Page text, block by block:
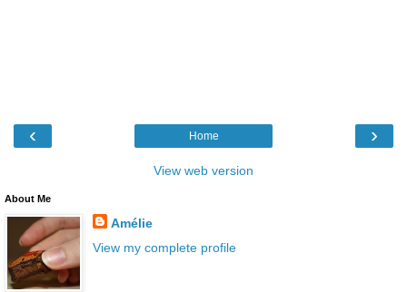
‹ ›
Home
View web version
About Me
Amélie
View my complete profile